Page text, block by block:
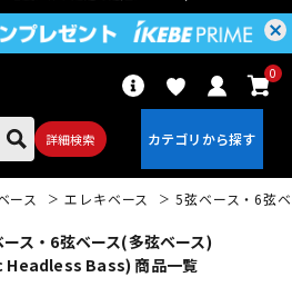
詳細検索
0
ース エレキベース 5弦ベース・6弦
ス・6弦ベース(多弦ベース)
Bass) 商品一覧